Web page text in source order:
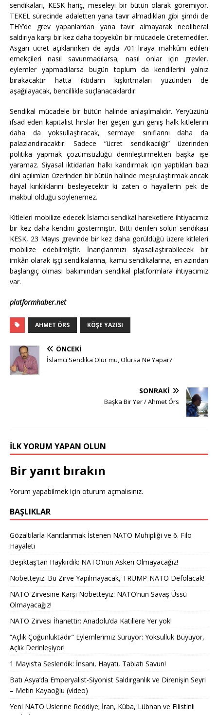
sendikaları, KESK hariç, meseleyi bir bütün olarak göremiyor.
TEKEL sürecinde adaletten yana tavır almadıkları gibi şimdi de
THY’de grev yapanlardan yana tavır almayarak neoliberal
saldırıya karşı bir kez daha topyekûn bir mücadele üretemediler.
Asgari ücret açıklanırken de ayda 701 liraya mahkûm edilen
emekçileri nasıl savunmadılarsa; nasıl onlar için grevler,
eylemler yapmadılarsa bugün toplum da kendilerini yalnız
bırakacaktır hatta iktidarın kışkırtmaları yüzünden de
aşağılayacak, bencillikle suçlanacaklardır.
Sendikal mücadele bir bütün halinde anlaşılmalıdır. Yeryüzünü
ifsad eden kapitalist hırslar her geçen gün geniş halk kitlelerini
daha da yoksullaştıracak, sermaye sınıflarını daha da
palazlandıracaktır. Sadece “ücret sendikacılığı” üzerinden
politika yapmak çözümsüzlüğü derinleştirmekten başka işe
yaramaz. Siyasal iktidarları halkı kandırmak için yaptıkları bazı
dini açılımları üzerinden bir bütün halinde meşrulaştırmak ancak
hayal kırıklıklarını besleyecektir ki zaten o hayallerin pek de
makbul olduğu söylenemez.
Kitleleri mobilize edecek İslamcı sendikal hareketlere ihtiyacımız
bir kez daha kendini göstermiştir. Bitti denilen solun sendikası
KESK, 23 Mayıs grevinde bir kez daha görüldüğü üzere kitleleri
mobilize edebilmiştir. İnançlarımızı siyasallaştırabilecek bir
imkân olarak işçi sendikalarına, kamu sendikalarına, en azından
başlangıç olması bakımından sendikal platformlara ihtiyacımız
var.
platformhaber.net
AHMET ÖRS KÖŞE YAZISI
ÖNCEKI
İslamcı Sendika Olur mu, Olursa Ne Yapar?
SONRAKI
Başka Bir Yer / Ahmet Örs
İLK YORUM YAPAN OLUN
Bir yanıt bırakın
Yorum yapabilmek için oturum açmalısınız.
BAŞLIKLAR
Gözaltılarla Kanıtlanmak İstenen NATO Muhipliği ve 6. Filo
Hayaleti
Beşiktaş’tan Haykırdık: NATO’nun Askeri Olmayacağız!
Nöbetteyiz: Bu Zirve Yapılmayacak, TRUMP-NATO Defolacak!
NATO Zirvesine Karşı Nöbetteyiz: NATO’nun Savaş Üssü
Olmayacağız!
NATO Zirvesi İhanettir: Anadolu’da Katillere Yer yok!
“Açlık Çoğunluktadır” Eylemlerimiz Sürüyor: Yoksulluk Büyüyor,
Açlık Derinleşiyor!
1 Mayıs’ta Seslendik: İnsanı, Hayatı, Tabiatı Savun!
Batı Asya’da Emperyalist-Siyonist Saldırganlık ve Direnişin Seyri
– Metin Kayaoğlu (video)
Yeni NATO Üslerine Reddiye; İran, Küba, Lübnan ve Filistinli